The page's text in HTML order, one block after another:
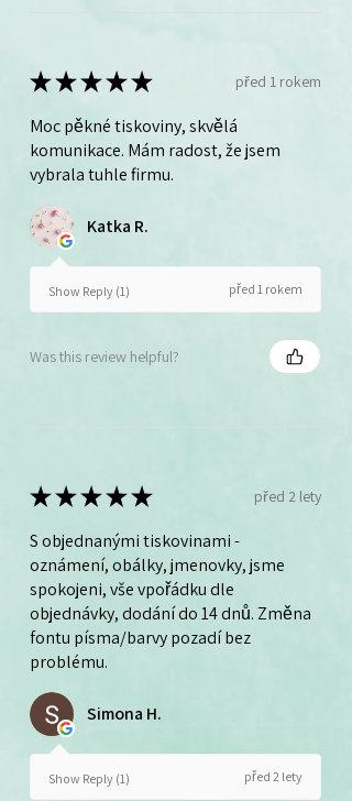
★★★★★ před 1 rokem
Moc pěkné tiskoviny, skvělá
komunikace. Mám radost, že jsem
vybrala tuhle firmu.
Katka R.
Show Reply (1) před 1 rokem
Was this review helpful?
★★★★★ před 2 lety
S objednanými tiskovinami -
oznámení, obálky, jmenovky, jsme
spokojeni, vše vpořádku dle
objednávky, dodání do 14 dnů. Změna
fontu písma/barvy pozadí bez
problému.
Simona H.
Show Reply (1) před 2 lety